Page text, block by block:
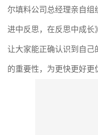
尔填料公司总经理亲自组
进中反思，在反思中成长
让大家能正确认识到自己
的重要性，为更快更好更